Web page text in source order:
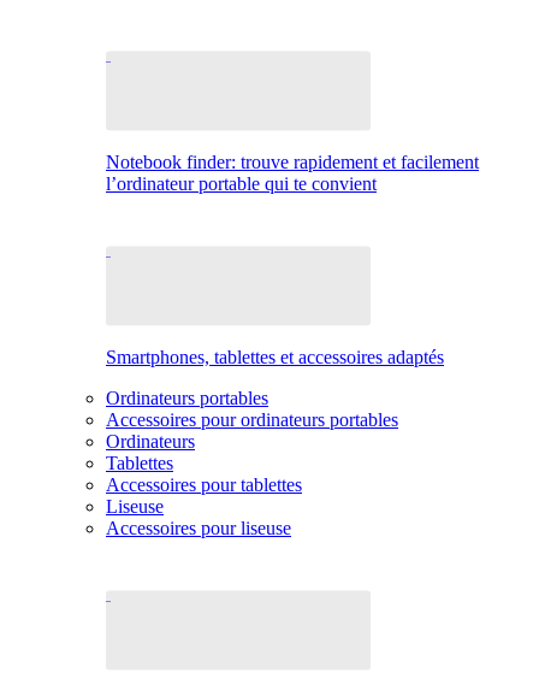
Notebook finder: trouve rapidement et facilement
l’ordinateur portable qui te convient
Smartphones, tablettes et accessoires adaptés
Ordinateurs portables
Accessoires pour ordinateurs portables
Ordinateurs
Tablettes
Accessoires pour tablettes
Liseuse
Accessoires pour liseuse